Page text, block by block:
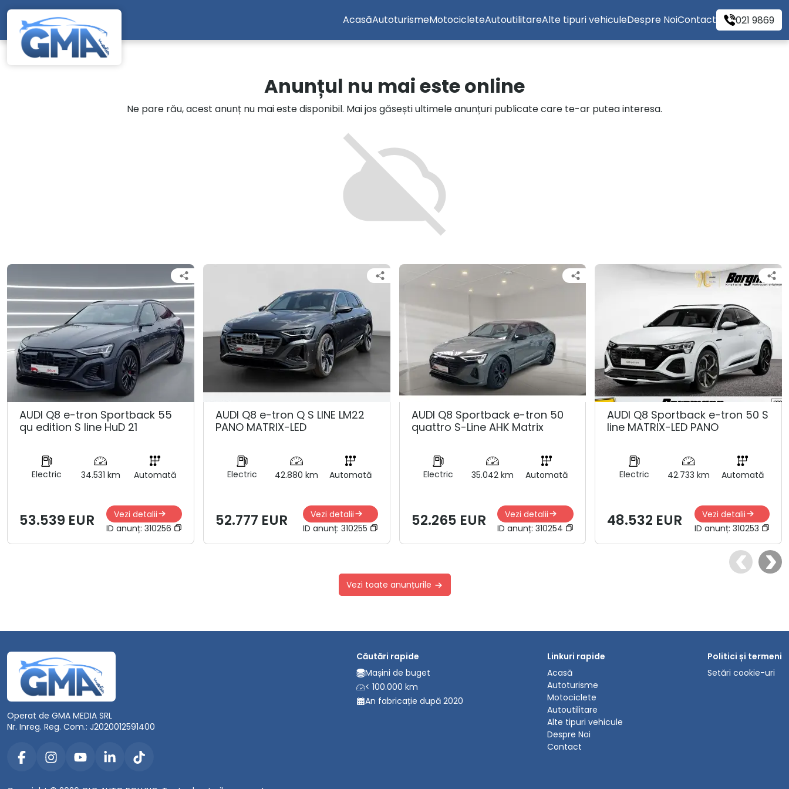
Mergi direct la conținutul principal
AcasăAutoturismeMotocicleteAutoutilitareAlte tipuri vehiculeDespre NoiContact 021 9869
Anunțul nu mai este online
Ne pare rău, acest anunț nu mai este disponibil. Mai jos găsești ultimele anunțuri publicate care te-ar putea interesa.
AUDI Q8 e-tron Sportback 55
qu edition S line HuD 21
Electric 34.531 km Automată
53.539 EUR
Vezi detalii
ID anunț: 310256
AUDI Q8 e-tron Q S LINE LM22
PANO MATRIX-LED
Electric 42.880 km Automată
52.777 EUR
Vezi detalii
ID anunț: 310255
AUDI Q8 Sportback e-tron 50
quattro S-Line AHK Matrix
Electric 35.042 km Automată
52.265 EUR
Vezi detalii
ID anunț:310254
AUDI Q8 Sportback e-tron 50 S
line MATRIX-LED PANO
Electric 42.733 km Automată
48.532 EUR
Vezi detalii
ID anunț: 310253
Vezi toate anunțurile
Operat de GMA MEDIA SRL
Nr. Inreg. Reg. Com.: J2020012591400
Căutări rapide
Mașini de buget
< 100.000 km
An fabricație după 2020
Linkuri rapide
Acasă
Autoturisme
Motociclete
Autoutilitare
Alte tipuri vehicule
Despre Noi
Contact
Politici și termeni
Setări cookie-uri